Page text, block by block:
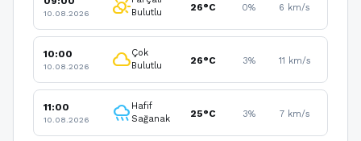
10.08.2026 partly_cloudy_dayBulutlu
26°C 0% 6 km/s
10:00
10.08.2026 cloudÇok
Bulutlu
26°C 3% 11 km/s
11:00
10.08.2026 rainy Hafif
Sağanak
25°C 3% 7 km/s